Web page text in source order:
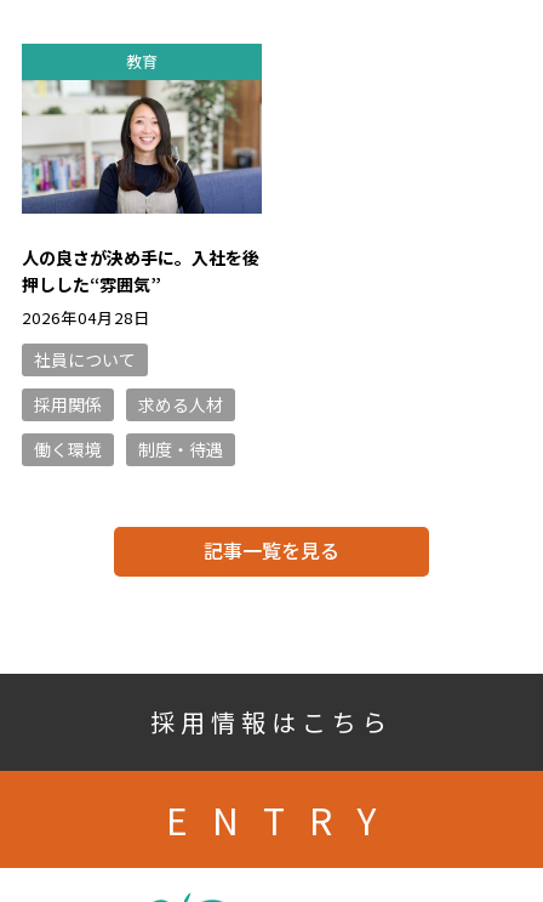
教育
人の良さが決め手に。入社を後
押しした“雰囲気”
2026年04月28日
社員について
採用関係
求める人材
働く環境
制度・待遇
記事一覧を見る
採用情報はこちら
ENTRY